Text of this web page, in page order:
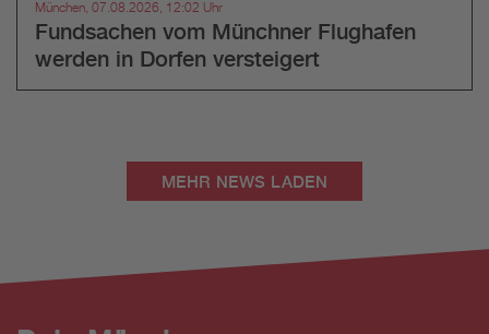
München, 07.08.2026, 12:02 Uhr
Fundsachen vom Münchner Flughafen
werden in Dorfen versteigert
MEHR NEWS LADEN